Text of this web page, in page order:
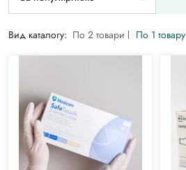
Вид каталогу: По 2 товари По 1 товару